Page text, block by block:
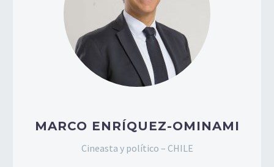
MARCO ENRÍQUEZ-OMINAMI
Cineasta y político – CHILE